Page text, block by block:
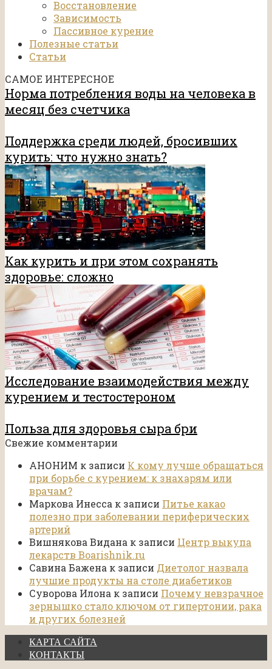
Восстановление
Зависимость
Пассивное курение
Полезные статьи
Статьи
САМОЕ ИНТЕРЕСНОЕ
Норма потребления воды на человека в
месяц без счетчика
Поддержка среди людей, бросивших
курить: что нужно знать?
Как курить и при этом сохранять
здоровье: сложно
Исследование взаимодействия между
курением и тестостероном
Польза для здоровья сыра бри
Свежие комментарии
АНОНИМ к записи К кому лучше обращаться
при борьбе с курением: к знахарям или
врачам?
Маркова Инесса к записи Питье какао
полезно при заболевании периферических
артерий
Вишнякова Видана к записи Центр выкупа
лекарств Boarishnik.ru
Савина Бажена к записи Диетолог назвала
лучшие продукты на столе диабетиков
Суворова Илона к записи Почему невзрачное
зернышко стало ключом от гипертонии, рака
и других болезней
КАРТА САЙТА
КОНТАКТЫ